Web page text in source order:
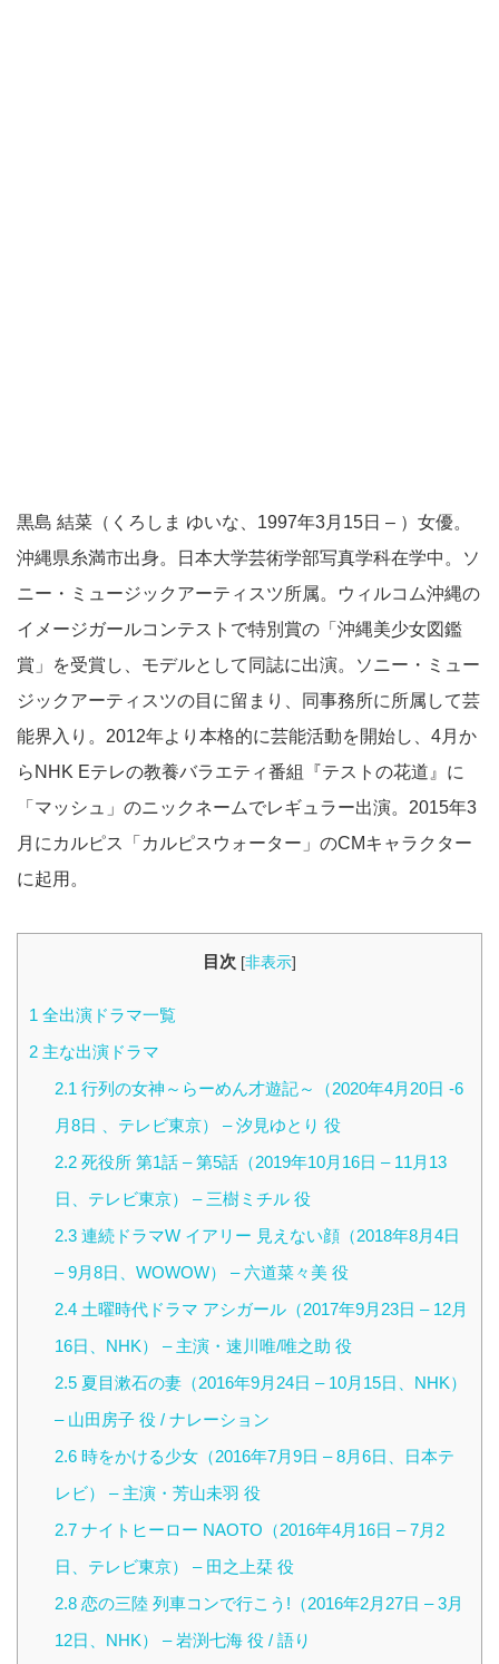
黒島 結菜（くろしま ゆいな、1997年3月15日 – ）女優。
沖縄県糸満市出身。日本大学芸術学部写真学科在学中。ソ
ニー・ミュージックアーティスツ所属。ウィルコム沖縄の
イメージガールコンテストで特別賞の「沖縄美少女図鑑
賞」を受賞し、モデルとして同誌に出演。ソニー・ミュー
ジックアーティスツの目に留まり、同事務所に所属して芸
能界入り。2012年より本格的に芸能活動を開始し、4月か
らNHK Eテレの教養バラエティ番組『テストの花道』に
「マッシュ」のニックネームでレギュラー出演。2015年3
月にカルピス「カルピスウォーター」のCMキャラクター
に起用。
目次 [非表示]
1 全出演ドラマ一覧
2 主な出演ドラマ
2.1 行列の女神～らーめん才遊記～（2020年4月20日 -6
月8日 、テレビ東京） – 汐見ゆとり 役
2.2死役所 第1話 – 第5話（2019年10月16日 – 11月13
日、テレビ東京） – 三樹ミチル 役
2.3連続ドラマW イアリー 見えない顔（2018年8月4日
– 9月8日、WOWOW） – 六道菜々美 役
2.4土曜時代ドラマ アシガール（2017年9月23日 – 12月
16日、NHK） – 主演・速川唯/唯之助 役
2.5夏目漱石の妻（2016年9月24日 – 10月15日、NHK）
– 山田房子 役 / ナレーション
2.6時をかける少女（2016年7月9日 – 8月6日、日本テ
レビ） – 主演・芳山未羽 役
2.7ナイトヒーロー NAOTO（2016年4月16日 – 7月2
日、テレビ東京） – 田之上栞 役
2.8恋の三陸 列車コンで行こう!（2016年2月27日 – 3月
12日、NHK） – 岩渕七海 役 / 語り